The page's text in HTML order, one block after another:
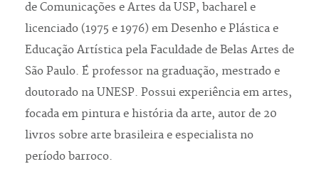
de Comunicações e Artes da USP, bacharel e
licenciado (1975 e 1976) em Desenho e Plástica e
Educação Artística pela Faculdade de Belas Artes de
São Paulo. É professor na graduação, mestrado e
doutorado na UNESP. Possui experiência em artes,
focada em pintura e história da arte, autor de 20
livros sobre arte brasileira e especialista no
período barroco.